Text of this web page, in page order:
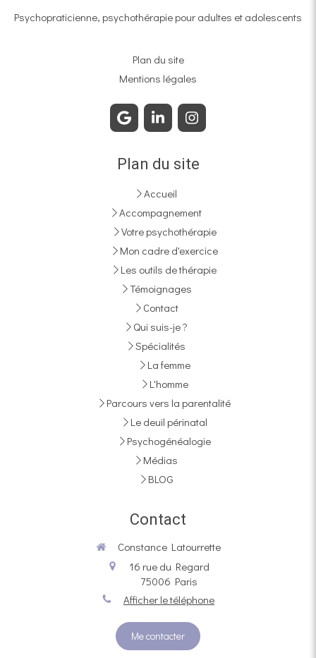
Psychopraticienne, psychothérapie pour adultes et adolescents
Plan du site
Mentions légales
Plan du site
Accueil
Accompagnement
Votre psychothérapie
Mon cadre d'exercice
Les outils de thérapie
Témoignages
Contact
Qui suis-je ?
Spécialités
La femme
L'homme
Parcours vers la parentalité
Le deuil périnatal
Psychogénéalogie
Médias
BLOG
Contact
Constance Latourrette
16 rue du Regard
75006 Paris
Afficher le téléphone
Me contacter